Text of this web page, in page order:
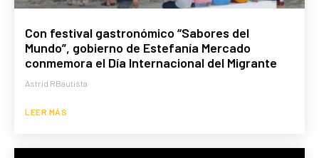
Con festival gastronómico “Sabores del
Mundo”, gobierno de Estefanía Mercado
conmemora el Día Internacional del Migrante
Astrid RBautista
LEER MÁS